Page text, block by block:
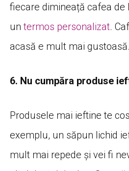
fiecare dimineață cafea de
untermos personalizat.
acasă e mult mai gustoasă.
6. Nu cumpăra produse
Produsele mai ieftine te
exemplu, un săpun lichid
mult mai repede și vei fi